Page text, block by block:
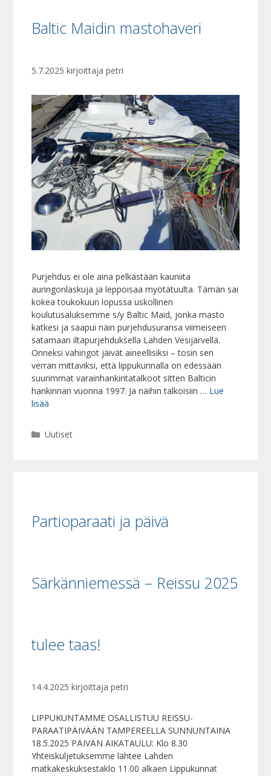
Baltic Maidin mastohaveri
5.7.2025 kirjoittajapetri
Purjehdus ei ole aina pelkästään kauniita
auringonlaskuja ja leppoisaa myötätuulta. Tämän sai
kokea toukokuun lopussa uskollinen
koulutusaluksemme s/y Baltic Maid, jonka masto
katkesi ja saapui näin purjehdusuransa viimeiseen
satamaan iltapurjehduksella Lahden Vesijärvellä.
Onneksi vahingot jäivät aineellisiksi – tosin sen
verran mittaviksi, että lippukunnalla on edessään
suurimmat varainhankintatalkoot sitten Balticin
hankinnan vuonna 1997. Ja näihin talkoisiin … Lue
lisää
Kategoriat
Uutiset
Partioparaati ja päivä
Särkänniemessä – Reissu 2025
tulee taas!
14.4.2025 kirjoittajapetri
LIPPUKUNTAMME OSALLISTUU REISSU-
PARAATIPÄIVÄÄN TAMPEREELLA SUNNUNTAINA
18.5.2025 PÄIVÄN AIKATAULU: Klo 8.30
Yhteiskuljetuksemme lähtee Lahden
matkakeskuksestaklo 11.00 alkaen Lippukunnat